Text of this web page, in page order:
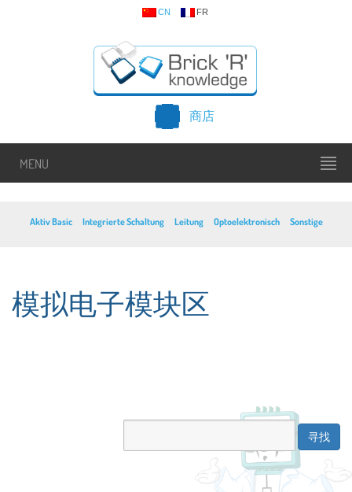
CN FR
商店
MENU
Aktiv Basic Integrierte Schaltung Leitung Optoelektronisch Sonstige
模拟电子模块区